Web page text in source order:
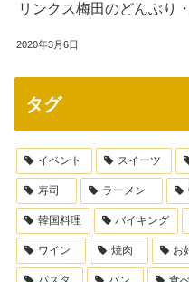
リンクス梅田のどんぶり
2020年3月6日
タグ
イベント スイーツ
寿司 ラーメン
韓国料理 バイキング
ワイン 焼肉 お